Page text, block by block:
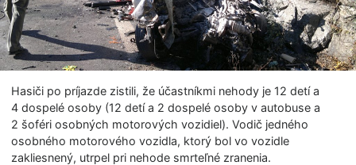
Hasiči po príjazde zistili, že účastníkmi nehody je 12 detí a
4 dospelé osoby (12 detí a 2 dospelé osoby v autobuse a
2 šoféri osobných motorových vozidiel). Vodič jedného
osobného motorového vozidla, ktorý bol vo vozidle
zakliesnený, utrpel pri nehode smrteľné zranenia.